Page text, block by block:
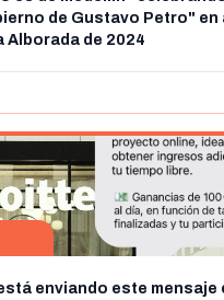
de Gustavo Petro"
Alborada de 2024
enviando este mensaje